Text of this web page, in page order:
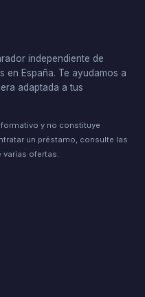
independiente de
en España. Te ayudamos a
adaptada a tus
y no constituye
un préstamo, consulte las
varias ofertas.